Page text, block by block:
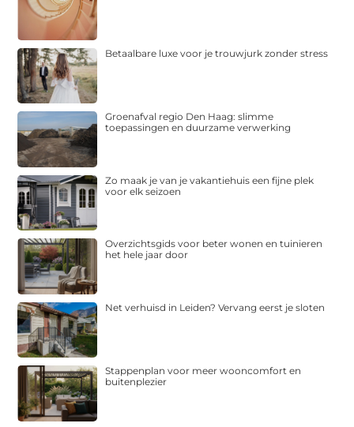
Betaalbare luxe voor je trouwjurk zonder stress
Groenafval regio Den Haag: slimme
toepassingen en duurzame verwerking
Zo maak je van je vakantiehuis een fijne plek
voor elk seizoen
Overzichtsgids voor beter wonen en tuinieren
het hele jaar door
Net verhuisd in Leiden? Vervang eerst je sloten
Stappenplan voor meer wooncomfort en
buitenplezier